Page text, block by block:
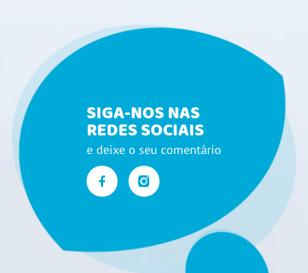
SIGA-NOS NAS
REDES SOCIAIS
e deixe o seu comentário